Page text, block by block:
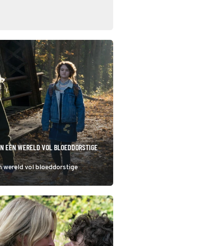
EEN WERELD VOL BLOEDDORSTIGE
wereld vol bloeddorstige